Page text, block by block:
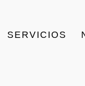
SERVICIOS